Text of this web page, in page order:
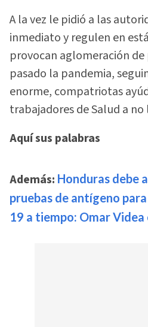
A la vez le pidió a las
inmediato y regulen en
provocan aglomeración
pasado la pandemia,
enorme, compatriotas
trabajadores de Salud a
Aquí sus palabras
Además: Honduras debe
pruebas de antígeno
19 a tiempo: Omar